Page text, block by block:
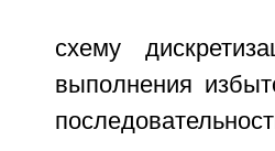
схему
выполнения